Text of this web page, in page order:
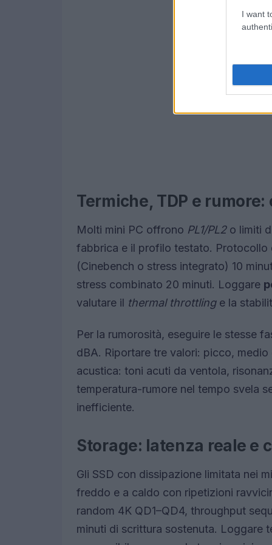
I want
Termiche, TDP e
Molti mini PC offrono PL1/PL2o limiti
fabbrica e il profilo testato. Protocollo
(Cinebench o stress integrato) 10
stress combinato 20 minuti. Loggare
valutare il thermal throttlinge la
Per la rumorosità, eseguire le stesse
dBA. Riportare tre valori: picco,
acustica: toni acuti da ventola,
temperatura-rumore nel tempo svela
inefficiente.
Storage: latenza reale e
Gli SSD con dissipazione limitata nei
freddo e a caldo con ripetizioni
random 4K QD1–QD4, throughput
minuti di scrittura sostenuta. Loggare